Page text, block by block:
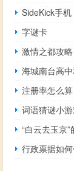
SideKick手机
字谜卡
激情之都攻略
注册率怎么算
词语猜谜小
“白云去玉京
行政票据如